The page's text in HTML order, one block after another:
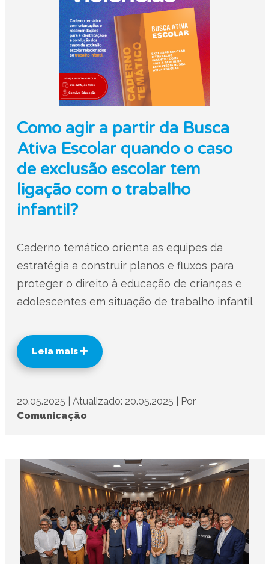
Como agir a partir da Busca
Ativa Escolar quando o caso
de exclusão escolar tem
ligação com o trabalho
infantil?
Caderno temático orienta as equipes da
estratégia a construir planos e fluxos para
proteger o direito à educação de crianças e
adolescentes em situação de trabalho infantil
Leia mais
20.05.2025 Atualizado: 20.05.2025
Por
Comunicação